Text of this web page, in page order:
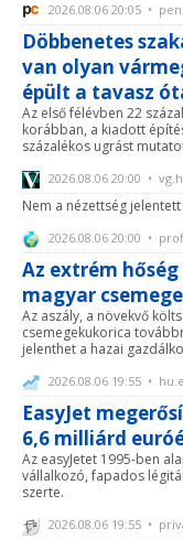
2026.08.06 20:05 •
Döbbenetes
van olyan
épült a tavasz
Az első félévben 22
korábban, a kiadott
százalékos ugrást
2026.08.06 20:00 •
Nem a nézettség
2026.08.06 20:00 •
Az extrém
magyar
Az aszály, a növekvő
csemegekukorica
jelenthet a hazai
2026.08.06 19:55 •
EasyJet
6,6 milliárd
Az easyJetet 1995-ben
vállalkozó, fapados
szerte.
2026.08.06 19:55 •